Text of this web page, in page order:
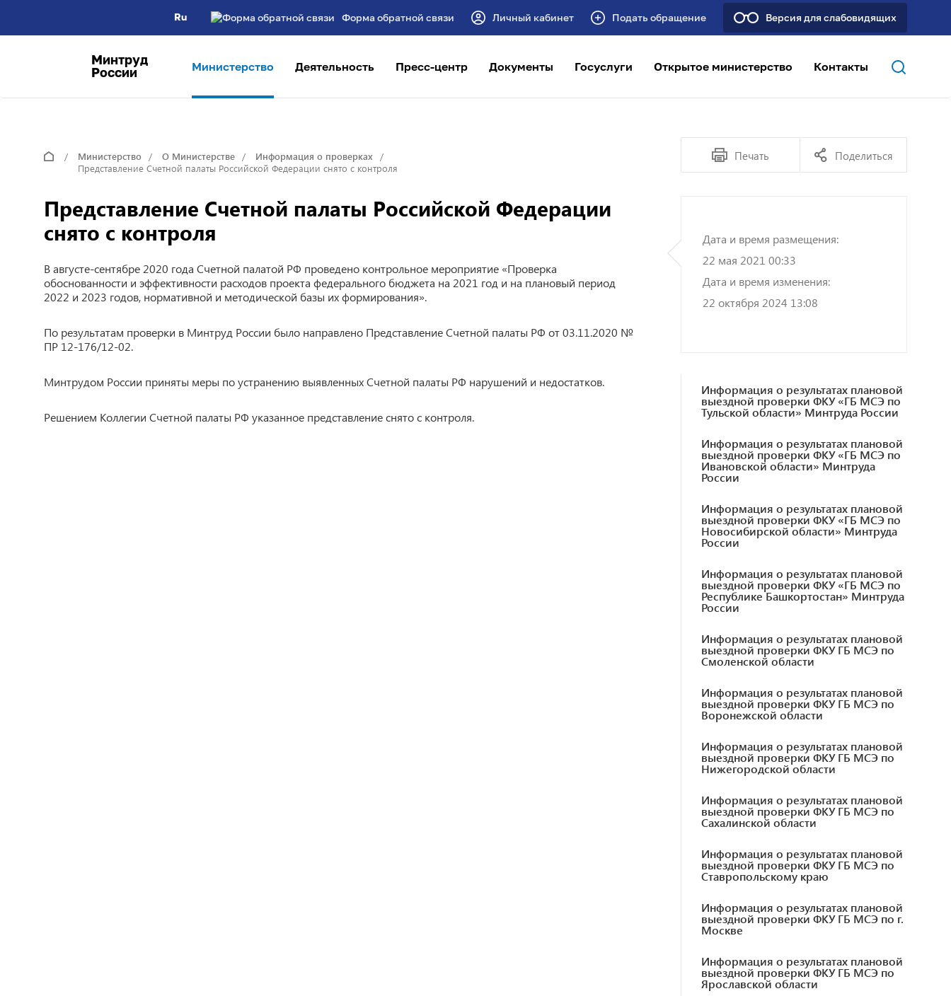
Ru Форма обратной связи Личный кабинет Подать обращение Версия для слабовидящих
Минтруд
России
Министерство Деятельность Пресс-центр Документы Госуслуги Открытое министерство Контакты
Министерство О Министерстве
Информация о проверках
Представление Счетной палаты Российской Федерации снято с контроля
Печать Поделиться
Представление Счетной палаты Российской Федерации
снято с контроля
В августе-сентябре 2020 года Счетной палатой РФ проведено контрольное мероприятие «Проверка
обоснованности и эффективности расходов проекта федерального бюджета на 2021 год и на плановый период
2022 и 2023 годов, нормативной и методической базы их формирования».
По результатам проверки в Минтруд России было направлено Представление Счетной палаты РФ от 03.11.2020 №
ПР 12-176/12-02.
Минтрудом России приняты меры по устранению выявленных Счетной палаты РФ нарушений и недостатков.
Решением Коллегии Счетной палаты РФ указанное представление снято с контроля.
Дата и время размещения:
22 мая 2021 00:33
Дата и время изменения:
22 октября 2024 13:08
Информация о результатах плановой
выездной проверки ФКУ «ГБ МСЭ по
Тульской области» Минтруда России
Информация о результатах плановой
выездной проверки ФКУ «ГБ МСЭ по
Ивановской области» Минтруда
России
Информация о результатах плановой
выездной проверки ФКУ «ГБ МСЭ по
Новосибирской области» Минтруда
России
Информация о результатах плановой
выездной проверки ФКУ «ГБ МСЭ по
Республике Башкортостан» Минтруда
России
Информация о результатах плановой
выездной проверки ФКУ ГБ МСЭ по
Смоленской области
Информация о результатах плановой
выездной проверки ФКУ ГБ МСЭ по
Воронежской области
Информация о результатах плановой
выездной проверки ФКУ ГБ МСЭ по
Нижегородской области
Информация о результатах плановой
выездной проверки ФКУ ГБ МСЭ по
Сахалинской области
Информация о результатах плановой
выездной проверки ФКУ ГБ МСЭ по
Ставропольскому краю
Информация о результатах плановой
выездной проверки ФКУ ГБ МСЭ по г.
Москве
Информация о результатах плановой
выездной проверки ФКУ ГБ МСЭ по
Ярославской области